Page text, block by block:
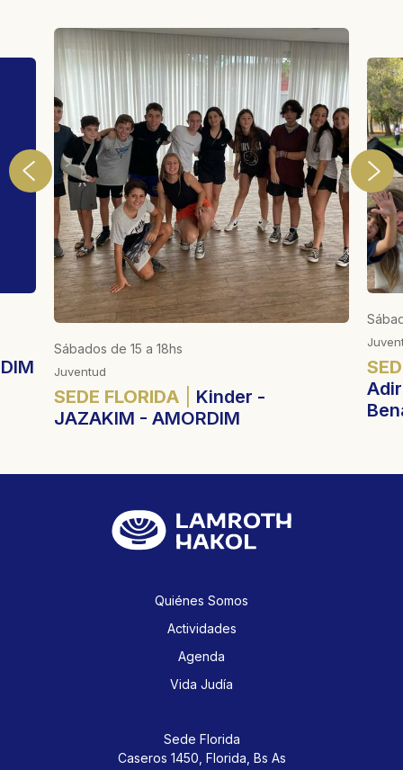
Sábados de 15 a 18hs
Juventud
SEDE FLORIDA
Kinder -
JAZAKIM - AMORDIM
Quiénes Somos
Actividades
Agenda
Vida Judía
Sede Florida
Caseros 1450, Florida, Bs As